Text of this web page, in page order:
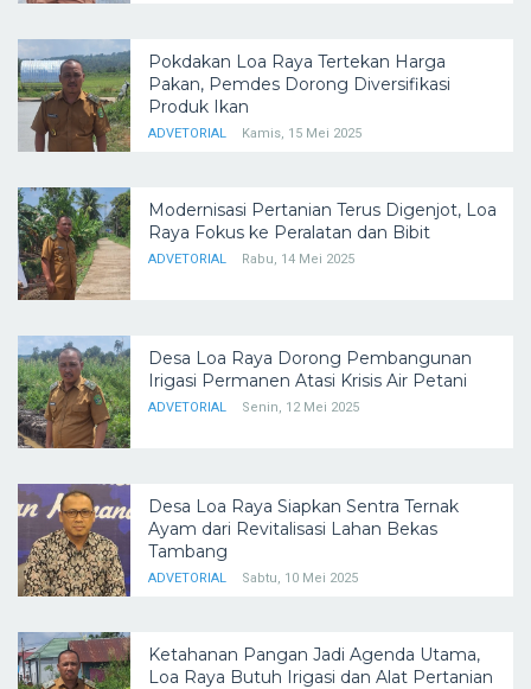
Pokdakan Loa Raya Tertekan Harga
Pakan, Pemdes Dorong Diversifikasi
Produk Ikan
ADVETORIAL Kamis, 15 Mei 2025
Modernisasi Pertanian Terus Digenjot, Loa
Raya Fokus ke Peralatan dan Bibit
ADVETORIAL Rabu, 14 Mei 2025
Desa Loa Raya Dorong Pembangunan
Irigasi Permanen Atasi Krisis Air Petani
ADVETORIAL Senin, 12 Mei 2025
Desa Loa Raya Siapkan Sentra Ternak
Ayam dari Revitalisasi Lahan Bekas
Tambang
ADVETORIAL Sabtu, 10 Mei 2025
Ketahanan Pangan Jadi Agenda Utama,
Loa Raya Butuh Irigasi dan Alat Pertanian